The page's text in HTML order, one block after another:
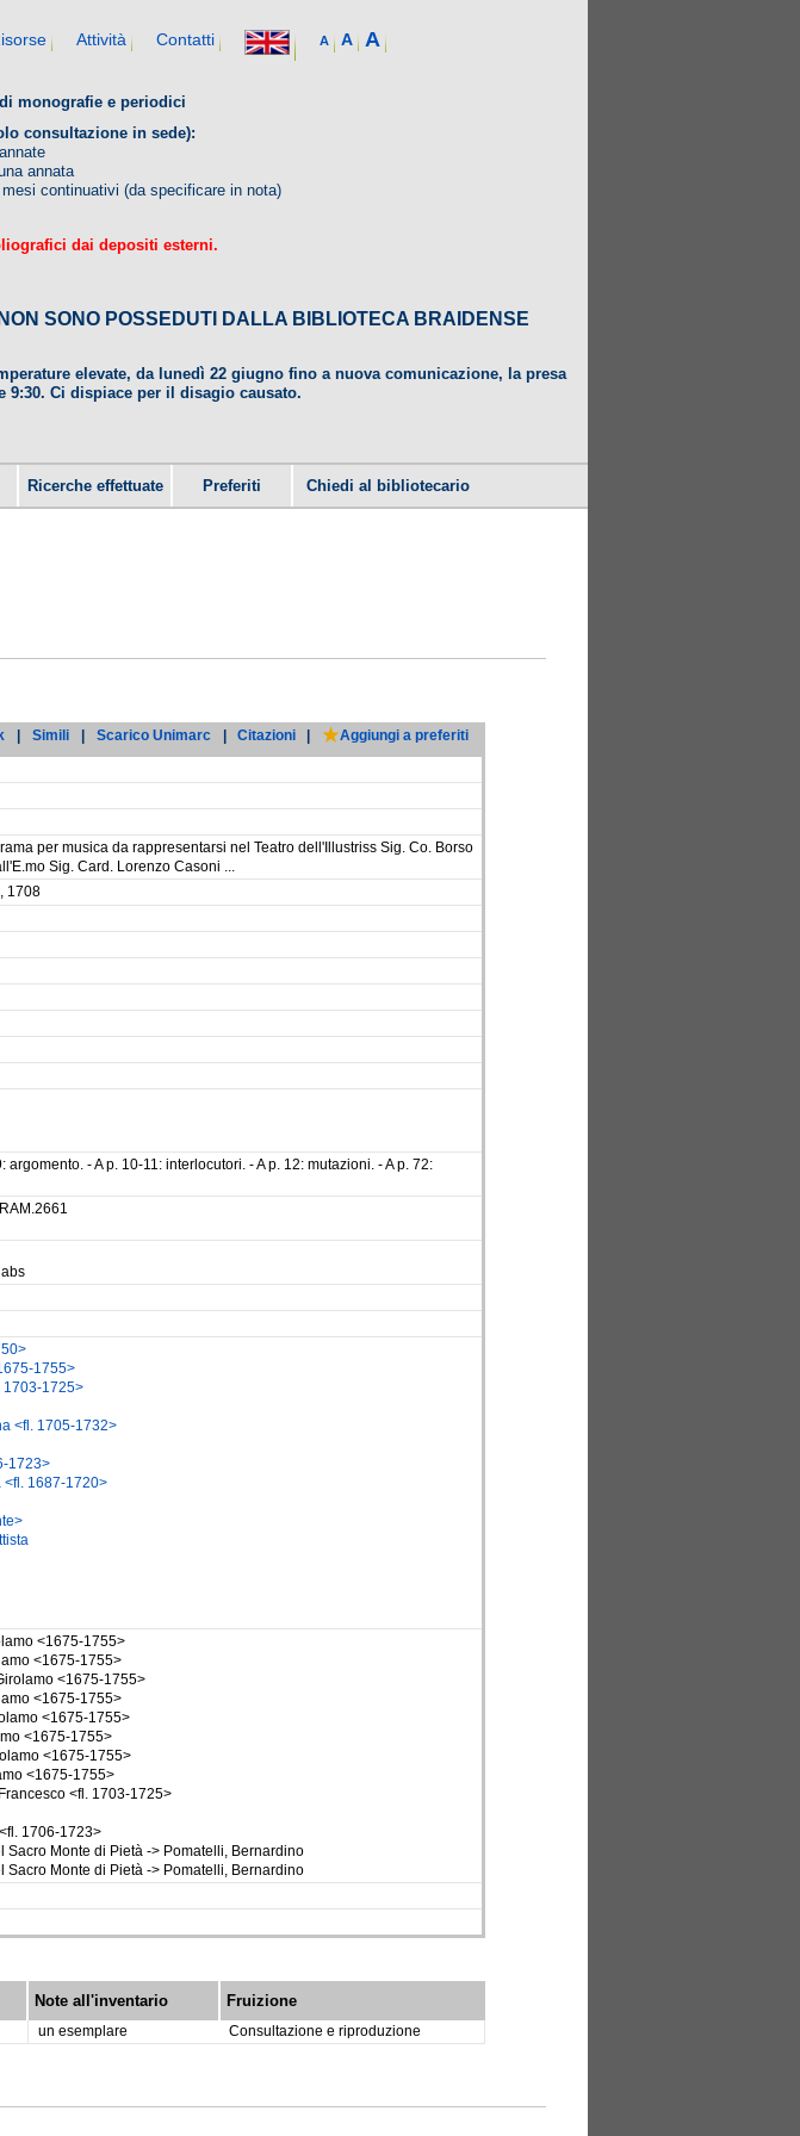
Attività Contatti A A A
monografie e periodici
consultazione in sede):
annata
continuativi (da specificare in nota)
dai depositi esterni.
SONO POSSEDUTI DALLA BIBLIOTECA BRAIDENSE
elevate, da lunedì 22 giugno fino a nuova comunicazione, la presa
9:30. Ci dispiace per il disagio causato.
Ricerche effettuate Preferiti Chiedi al bibliotecario
Simili Scarico Unimarc Citazioni Aggiungi a preferiti
per musica da rappresentarsi nel Teatro dell'Illustriss Sig. Co. Borso
Sig. Card. Lorenzo Casoni ...
1708
argomento. - A p. 10-11: interlocutori. - A p. 12: mutazioni. - A p. 72:
1755>
1703-1725>
<fl. 1705-1732>
1723>
<fl. 1687-1720>
<1675-1755>
<1675-1755>
<1675-1755>
<1675-1755>
<1675-1755>
<1675-1755>
<1675-1755>
<1675-1755>
<fl. 1703-1725>
1706-1723>
Sacro Monte di Pietà -> Pomatelli, Bernardino
Sacro Monte di Pietà -> Pomatelli, Bernardino
Note all'inventario Fruizione
un esemplare Consultazione e riproduzione